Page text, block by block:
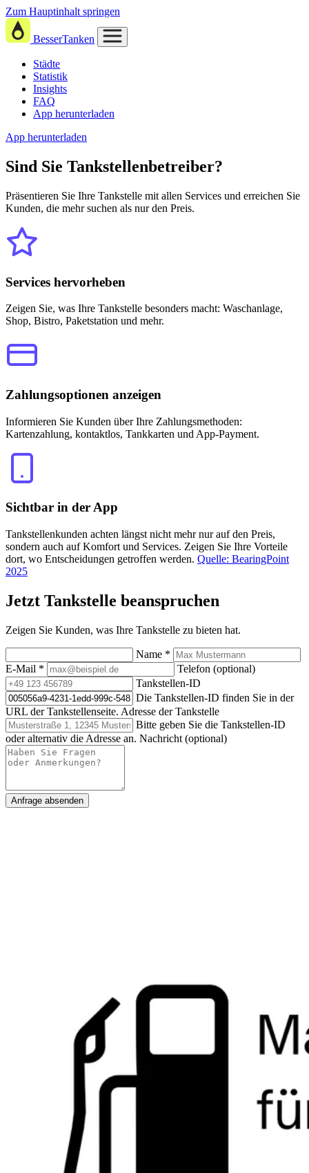
Zum Hauptinhalt springen
BesserTanken
Städte
Statistik
Insights
FAQ
App herunterladen
App herunterladen
Sind Sie Tankstellenbetreiber?
Präsentieren Sie Ihre Tankstelle mit allen Services und erreichen Sie
Kunden, die mehr suchen als nur den Preis.
Services hervorheben
Zeigen Sie, was Ihre Tankstelle besonders macht: Waschanlage,
Shop, Bistro, Paketstation und mehr.
Zahlungsoptionen anzeigen
Informieren Sie Kunden über Ihre Zahlungsmethoden:
Kartenzahlung, kontaktlos, Tankkarten und App-Payment.
Sichtbar in der App
Tankstellenkunden achten längst nicht mehr nur auf den Preis,
sondern auch auf Komfort und Services. Zeigen Sie Ihre Vorteile
dort, wo Entscheidungen getroffen werden. Quelle: BearingPoint
2025
Jetzt Tankstelle beanspruchen
Zeigen Sie Kunden, was Ihre Tankstelle zu bieten hat.
Name *
E-Mail *
Telefon (optional)
Tankstellen-ID
Die Tankstellen-ID finden Sie in der
URL der Tankstellenseite. Adresse der Tankstelle
Bitte geben Sie die Tankstellen-ID
oder alternativ die Adresse an. Nachricht (optional)
Anfrage absenden